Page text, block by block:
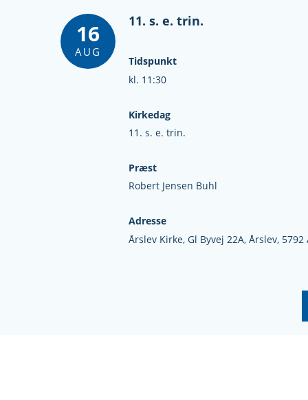
16
AUG
11. s. e. trin.
Tidspunkt
kl. 11:30
Kirkedag
11. s. e. trin.
Præst
Robert Jensen Buhl
Adresse
Årslev Kirke,Gl Byvej 22A,Årslev, 5792